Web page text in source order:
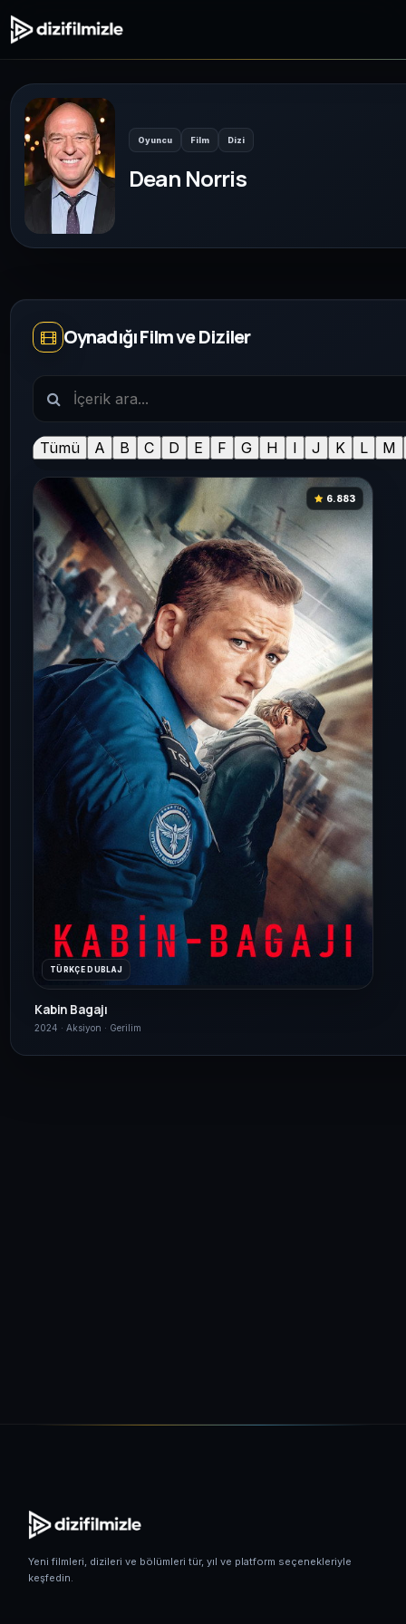
Oyuncu Film Dizi
Dean Norris
Oynadığı Film ve Diziler
Tümü A B C D E F G H I J K L M
6.883
TÜRKÇE DUBLAJ
Kabin Bagajı
2024 · Aksiyon · Gerilim
Yeni filmleri, dizileri ve bölümleri tür, yıl ve platform seçenekleriyle
keşfedin.